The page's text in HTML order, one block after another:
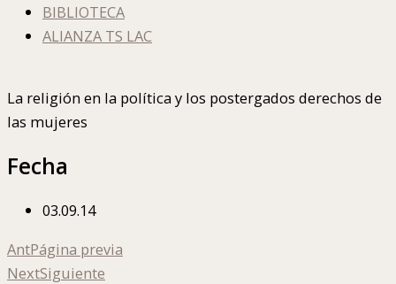
BIBLIOTECA
ALIANZA TS LAC
La religión en la política y los postergados derechos de
las mujeres
Fecha
03.09.14
AntPágina previa
NextSiguiente